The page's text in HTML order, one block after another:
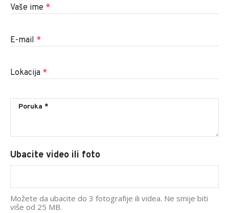
Vaše ime *
E-mail *
Lokacija *
Ubacite video ili foto
Možete da ubacite do 3 fotografije ili videa. Ne smije biti
više od 25 MB.